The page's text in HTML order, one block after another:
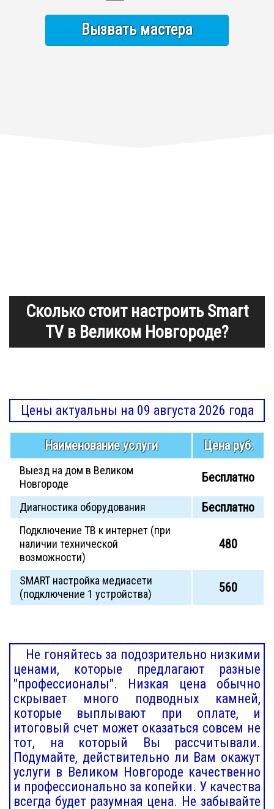
Вызвать мастера
Сколько стоит настроить Smart
TV в Великом Новгороде?
Цены актуальны на 09 августа 2026 года
Наименование услуги Цена руб.
Выезд на дом в Великом
Новгороде
Бесплатно
Диагностика оборудования Бесплатно
Подключение ТВ к интернет (при
наличии технической
возможности)
480
SMART настройка медиасети
(подключение 1 устройства)
560
Не гоняйтесь за подозрительно низкими
ценами, которые предлагают разные
"профессионалы". Низкая цена обычно
скрывает много подводных камней,
которые выплывают при оплате, и
итоговый счет может оказаться совсем не
тот, на который Вы рассчитывали.
Подумайте, действительно ли Вам окажут
услуги в Великом Новгороде качественно
и профессионально за копейки. У качества
всегда будет разумная цена. Не забывайте